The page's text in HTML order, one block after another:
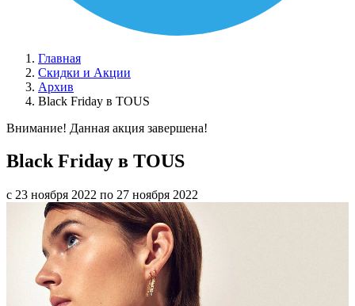
Главная
Скидки и Акции
Архив
Black Friday в TOUS
Внимание! Данная акция завершена!
Black Friday в TOUS
с 23 ноября 2022 по 27 ноября 2022